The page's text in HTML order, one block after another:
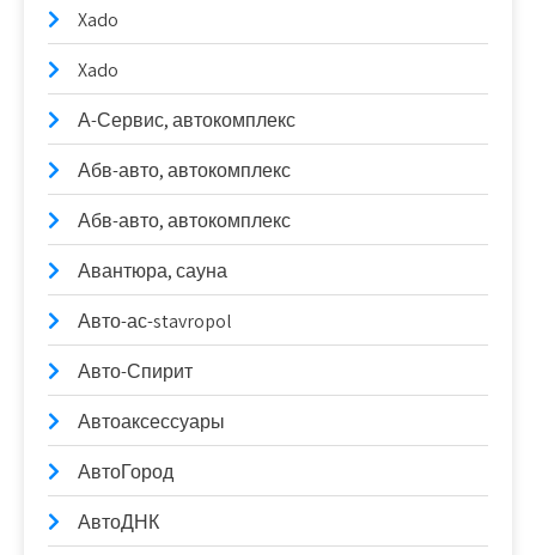
Xado
Xado
А-Сервис, автокомплекс
Абв-авто, автокомплекс
Абв-авто, автокомплекс
Авантюра, сауна
Авто-ас-stavropol
Авто-Спирит
Автоаксессуары
АвтоГород
АвтоДНК